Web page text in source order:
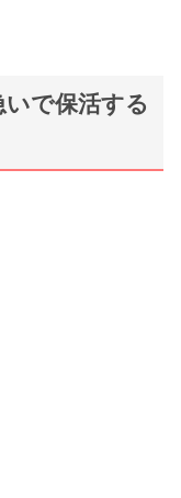
で保活する